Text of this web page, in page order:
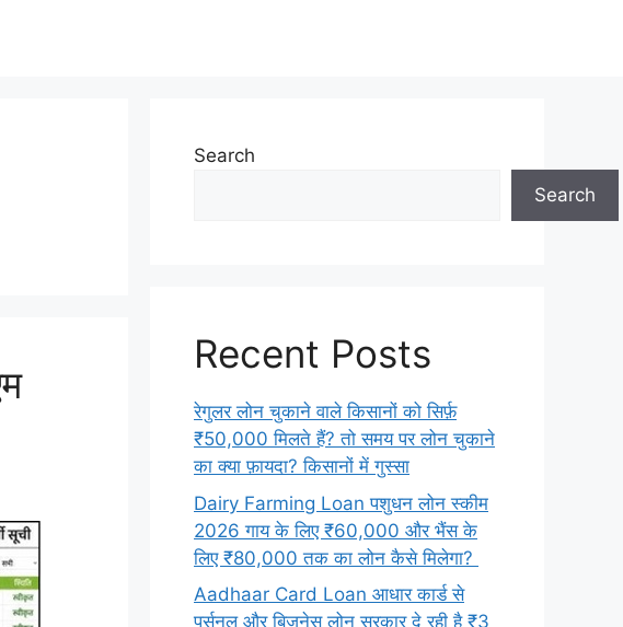
Search
Search
Recent Posts
रेगुलर लोन चुकाने वाले किसानों को सिर्फ़
₹50,000 मिलते हैं? तो समय पर लोन चुकाने
का क्या फ़ायदा? किसानों में गुस्सा
Dairy Farming Loan पशुधन लोन स्कीम
2026 गाय के लिए ₹60,000 और भैंस के
लिए ₹80,000 तक का लोन कैसे मिलेगा?
Aadhaar Card Loan आधार कार्ड से
पर्सनल और बिज़नेस लोन सरकार दे रही है ₹3